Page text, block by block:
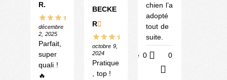
R.
décembre
2, 2025
Parfait,
super
quali !
🔥
BECKE
R
octobre 9,
2024
Pratique
, top !
chien l’a
adopté
tout de
suite.
Utile 0 0